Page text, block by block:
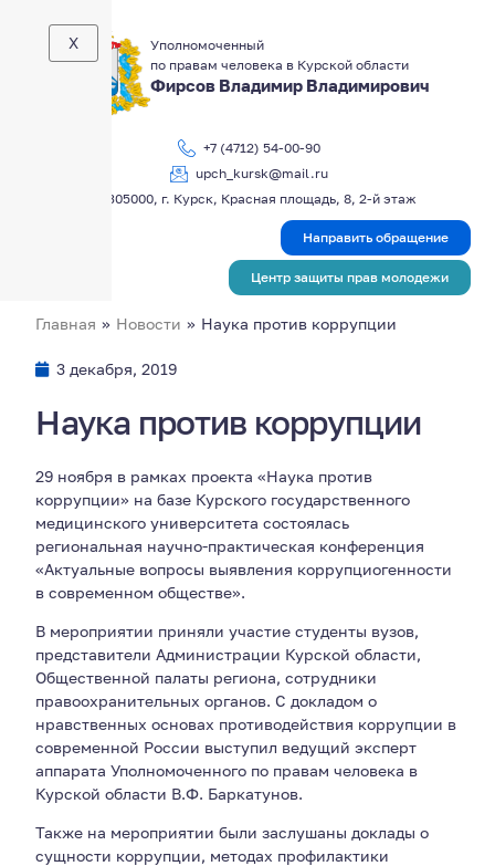
Уполномоченный
по правам человека в Курской области
Фирсов Владимир Владимирович
+7 (4712) 54-00-90
upch_kursk@mail.ru
305000, г. Курск, Красная площадь, 8, 2-й этаж
X
Направить обращение
Центр защиты прав молодежи
Главная » Новости » Наука против коррупции
3 декабря, 2019
Наука против коррупции
29 ноября в рамках проекта «Наука против
коррупции» на базе Курского государственного
медицинского университета состоялась
региональная научно-практическая конференция
«Актуальные вопросы выявления коррупциогенности
в современном обществе».
В мероприятии приняли участие студенты вузов,
представители Администрации Курской области,
Общественной палаты региона, сотрудники
правоохранительных органов. С докладом о
нравственных основах противодействия коррупции в
современной России выступил ведущий эксперт
аппарата Уполномоченного по правам человека в
Курской области В.Ф. Баркатунов.
Также на мероприятии были заслушаны доклады о
сущности коррупции, методах профилактики